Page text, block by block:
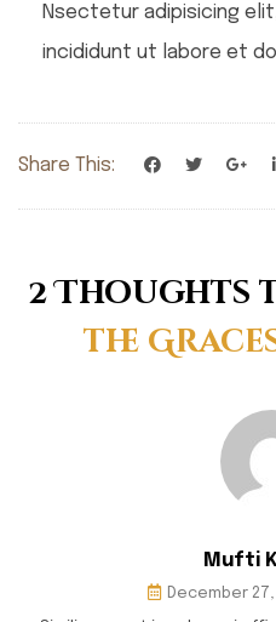
Nsectetur adipisicing
incididunt ut labore et
Share This:
2 Thoughts
the
Mufti
December